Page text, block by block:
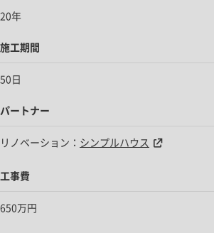
20年
施工期間
50日
パートナー
リノベーション： シンプルハウス
工事費
650万円